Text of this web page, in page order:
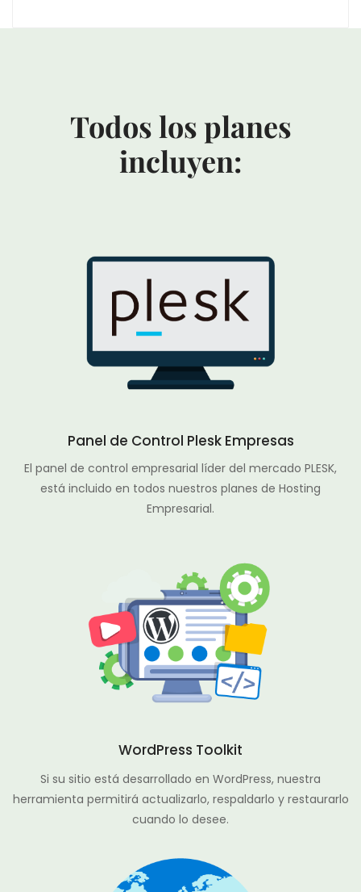
Todos los planes
incluyen:
Panel de Control Plesk Empresas
El panel de control empresarial líder del mercado PLESK,
está incluido en todos nuestros planes de Hosting
Empresarial.
WordPress Toolkit
Si su sitio está desarrollado en WordPress, nuestra
herramienta permitirá actualizarlo, respaldarlo y restaurarlo
cuando lo desee.